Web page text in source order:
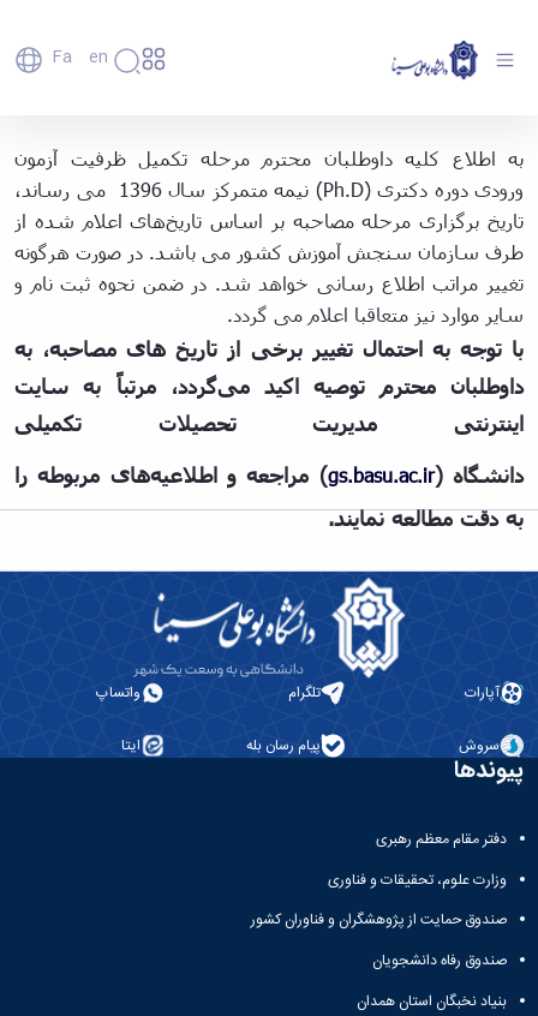
Fa En
دانشگاه
تاریخچه
و
معرفی
برنامه
راهبردی
دانشگاه
نقشه
دانشگاه
سازمان
دانشگاه
معاونت
توسعه
مدیریت
پشتیبانی
آموزشی
دانشجویی
پژوهش
و
فرهنگی
و
اجتماعی
نهاد
نمایندگی
مقام
معظم
هیأت
علمی
کارکنان
دانشجویان
فارغ
التحصیلان
دانشکده‌ها
پردیس
اصلی
مهندسی
کشاورزی
شیمی
علوم
نفت
علوم
هنر
پایه
اقتصادی
و
دانشکده
اقماری
با ما
روابط
بین
الملل
الآن)
Apply
Now
اطلاعیه شماره 1-مرحله مصاحبه و بررسی سوابق
آموزشی، پژوهشی و فناوری تکمیل ظرفیت آزمون
نیمه‌متمرکز دکتری «Ph.D. » سال 1396 - دانشگاه
بوعلی سینا همدان
به اطلاع کلیه داوطلبان محترم مرحله تکمیل ظرفیت آزمون
ورودی دوره دکتری (Ph.D) نیمه متمرکز سال 1396 می رساند،
تاریخ برگزاری مرحله مصاحبه بر اساس تاریخ‌های اعلام شده از
طرف سازمان سنجش آموزش کشور می باشد. در صورت هرگونه
تغییر مراتب اطلاع رسانی خواهد شد. در ضمن نحوه ثبت نام و
سایر موارد نیز متعاقبا اعلام می گردد.
با توجه به احتمال تغییر برخی از تاریخ های مصاحبه، به
داوطلبان محترم توصیه اکید می‌گردد، مرتباً به سایت
اینترنتی مدیریت تحصیلات تکمیلی
دانشگاه (
gs.basu.ac.ir) مراجعه و اطلاعیه‌های مربوطه را
به دقت مطالعه نمایند.
آپارات تلگرام واتساپ
سروش پیام رسان بله ایتا
پیوندها
دفتر مقام معظم رهبری
وزارت علوم، تحقیقات و فناوری
صندوق حمایت از پژوهشگران و فناوران کشور
صندوق رفاه دانشجویان
بنیاد نخبگان استان همدان